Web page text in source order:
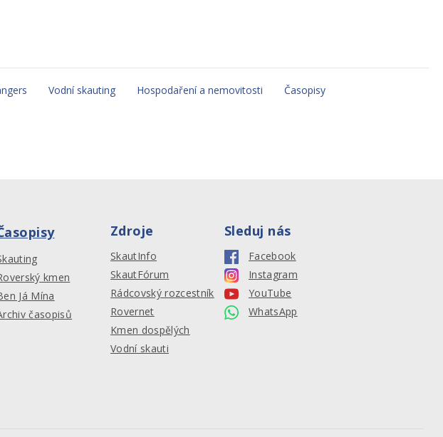
Vodní skauting Hospodaření a nemovitosti Časopisy
kmen
Já Mína
časopisů
Zdroje
SkautInfo
SkautFórum
Rádcovský rozcestník
Rovernet
Kmen dospělých
Vodní skauti
Sleduj nás
Facebook
Instagram
YouTube
WhatsApp